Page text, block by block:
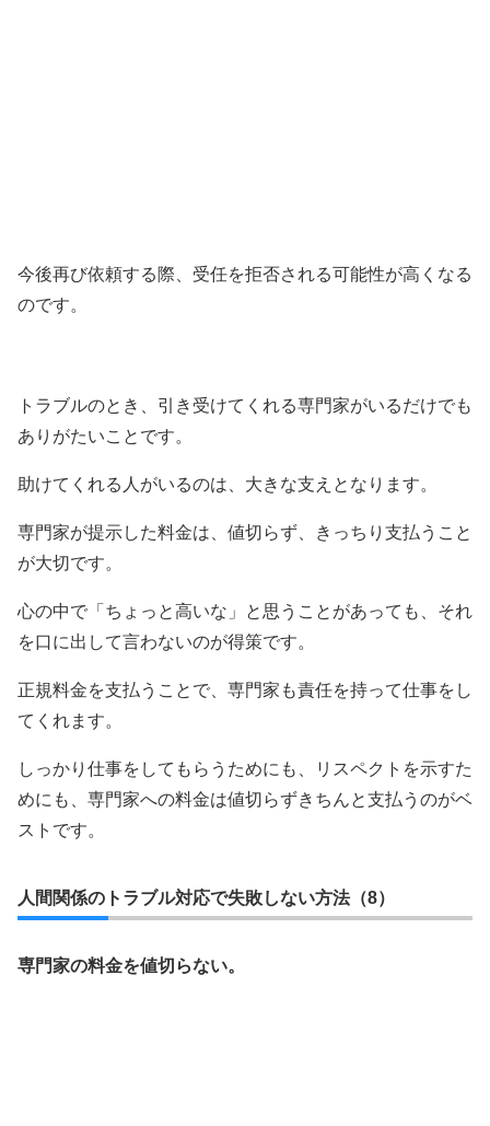
今後再び依頼する際、受任を拒否される可能性が高くなる
のです。
トラブルのとき、引き受けてくれる専門家がいるだけでも
ありがたいことです。
助けてくれる人がいるのは、大きな支えとなります。
専門家が提示した料金は、値切らず、きっちり支払うこと
が大切です。
心の中で「ちょっと高いな」と思うことがあっても、それ
を口に出して言わないのが得策です。
正規料金を支払うことで、専門家も責任を持って仕事をし
てくれます。
しっかり仕事をしてもらうためにも、リスペクトを示すた
めにも、専門家への料金は値切らずきちんと支払うのがベ
ストです。
人間関係のトラブル対応で失敗しない方法（8）
専門家の料金を値切らない。